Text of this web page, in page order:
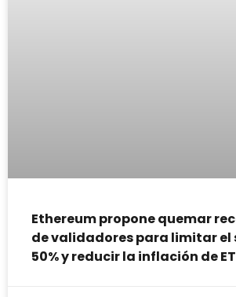
Ethereum propone quemar
de validadores para limitar el
50% y reducir la inflación de